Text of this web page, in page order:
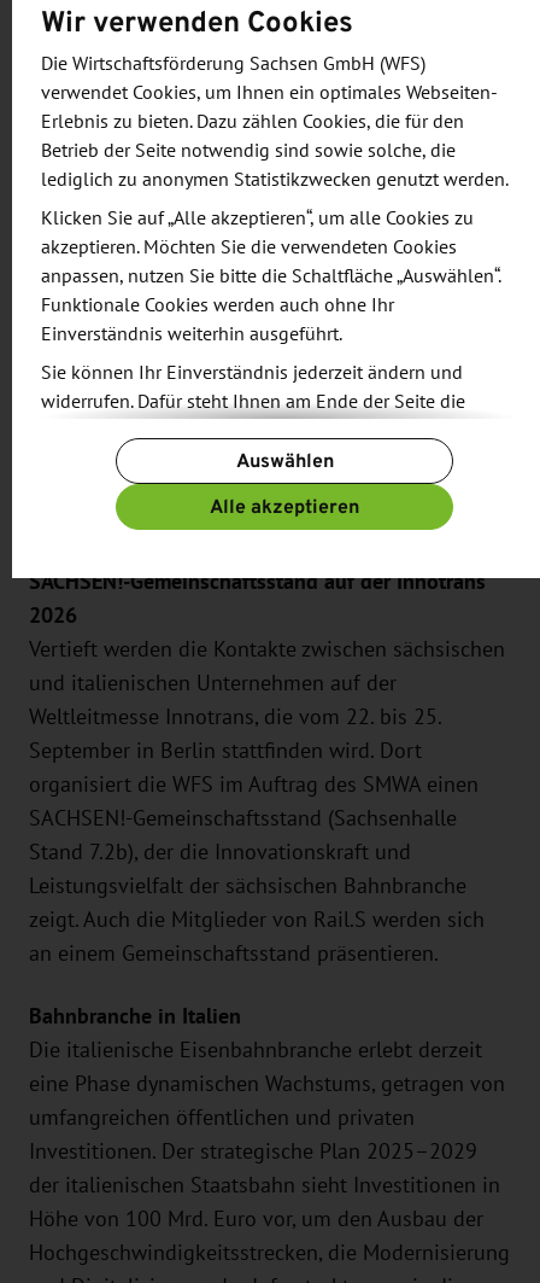
Schwerpunkte der Geschäftsanbahnungsreise
zählten exklusive Fachgespräche und Pitch
Sessions bei der italienischen Staatsbahn - Ferrovie
dello Stato Italiane, ALSTOM Services Italia, Hitachi
Rail Italy sowie dem Innovationscluster DITECFER.
Betriebsbesichtigungen, etwa im nationalen
Leitstand von RFI, bei ALSTOM und in der
Wartungswerkstatt von Trenitalia, ermöglichten
praxisnahe Einblicke in aktuelle Technologien und
Investitionsprojekte. Zahlreiche Networking-Events,
darunter ein Empfang in der Deutschen Botschaft
und ein Austausch mit regionalen
Wirtschaftsverbänden, förderten den direkten
Dialog mit Entscheidungsträgern und potenziellen
Partnern.
SACHSEN!-Gemeinschaftsstand auf der Innotrans
2026
Vertieft werden die Kontakte zwischen sächsischen
und italienischen Unternehmen auf der
Weltleitmesse Innotrans, die vom 22. bis 25.
September in Berlin stattfinden wird. Dort
organisiert die WFS im Auftrag des SMWA einen
SACHSEN!-Gemeinschaftsstand (Sachsenhalle
Stand 7.2b), der die Innovationskraft und
Leistungsvielfalt der sächsischen Bahnbranche
zeigt. Auch die Mitglieder von Rail.S werden sich
an einem Gemeinschaftsstand präsentieren.
Bahnbranche in Italien
Die italienische Eisenbahnbranche erlebt derzeit
eine Phase dynamischen Wachstums, getragen von
umfangreichen öffentlichen und privaten
Investitionen. Der strategische Plan 2025–2029
der italienischen Staatsbahn sieht Investitionen in
Höhe von 100 Mrd. Euro vor, um den Ausbau der
Hochgeschwindigkeitsstrecken, die Modernisierung
Wir verwenden Cookies
Die Wirtschaftsförderung Sachsen GmbH (WFS)
verwendet Cookies, um Ihnen ein optimales Webseiten-
Erlebnis zu bieten. Dazu zählen Cookies, die für den
Betrieb der Seite notwendig sind sowie solche, die
lediglich zu anonymen Statistikzwecken genutzt werden.
Klicken Sie auf „Alle akzeptieren“, um alle Cookies zu
akzeptieren. Möchten Sie die verwendeten Cookies
anpassen, nutzen Sie bitte die Schaltfläche „Auswählen“.
Funktionale Cookies werden auch ohne Ihr
Einverständnis weiterhin ausgeführt.
Sie können Ihr Einverständnis jederzeit ändern und
widerrufen. Dafür steht Ihnen am Ende der Seite die
Verfügung.
Weitere Informationen finden Sie in unseren
Datenschutzbestimmungenund ergänzend in unserem
Auswählen
Alle akzeptieren